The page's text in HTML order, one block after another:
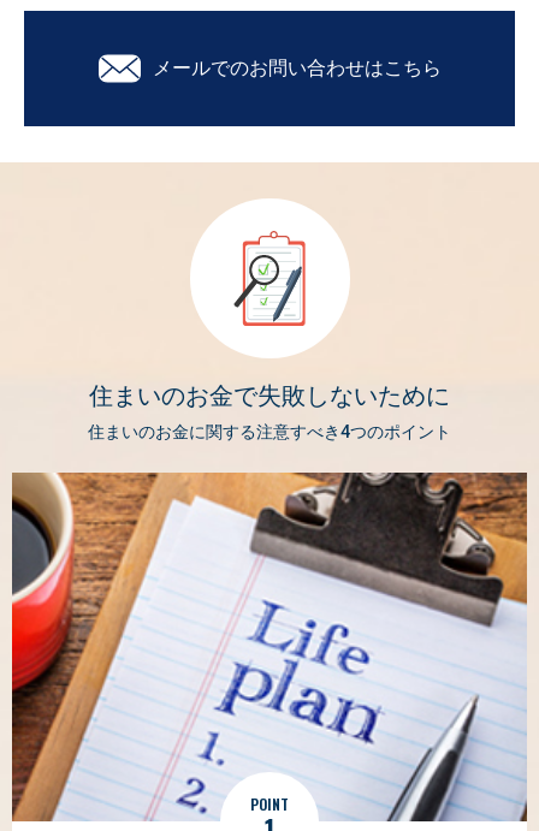
メールでのお問い合わせはこちら
住まいのお金で失敗しないために
住まいのお金に関する注意すべき4つのポイント
POINT